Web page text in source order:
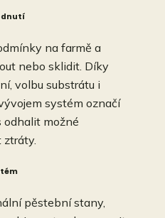
na farmě a
nebo sklidit. Díky
volbu substrátu i
systém označí
odhalit možné
ztráty.
pěstební stany,